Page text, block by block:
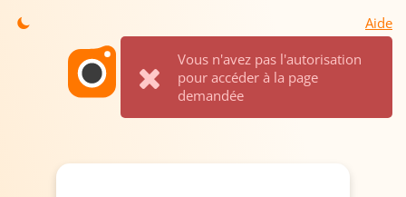
Aide
Vous n'avez pas l'autorisation
pour accéder à la page
demandée